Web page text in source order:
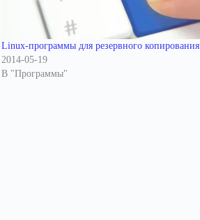
Linux-программы для резервного копирования
2014-05-19
В "Программы"